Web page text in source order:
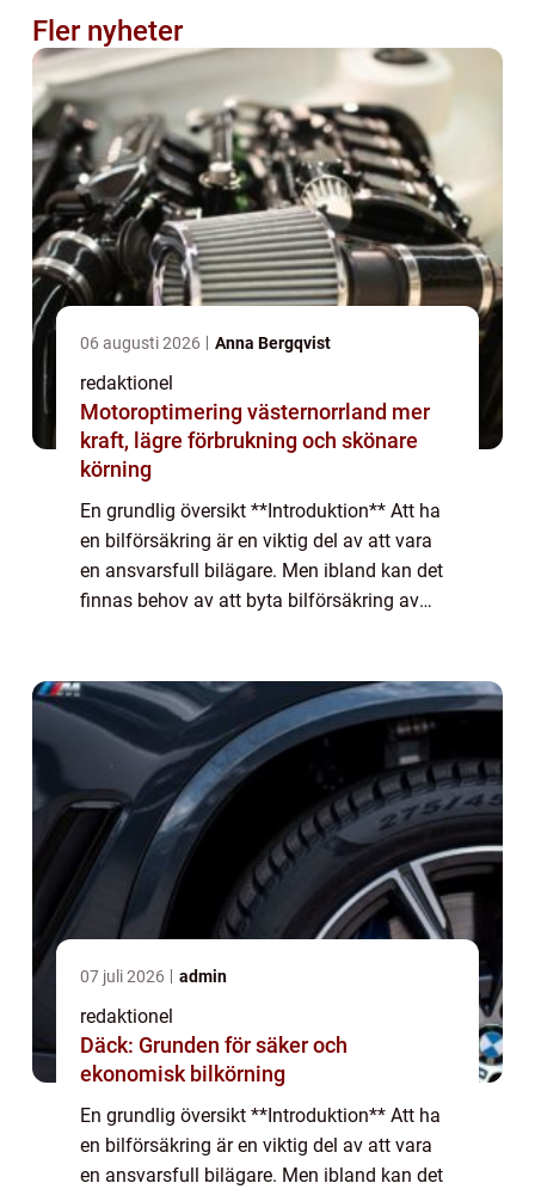
Fler nyheter
06 augusti 2026 Anna Bergqvist
redaktionel
Motoroptimering västernorrland mer
kraft, lägre förbrukning och skönare
körning
En grundlig översikt **Introduktion** Att ha
en bilförsäkring är en viktig del av att vara
en ansvarsfull bilägare. Men ibland kan det
finnas behov av att byta bilförsäkring av
07 juli 2026 admin
redaktionel
Däck: Grunden för säker och
ekonomisk bilkörning
En grundlig översikt **Introduktion** Att ha
en bilförsäkring är en viktig del av att vara
en ansvarsfull bilägare. Men ibland kan det